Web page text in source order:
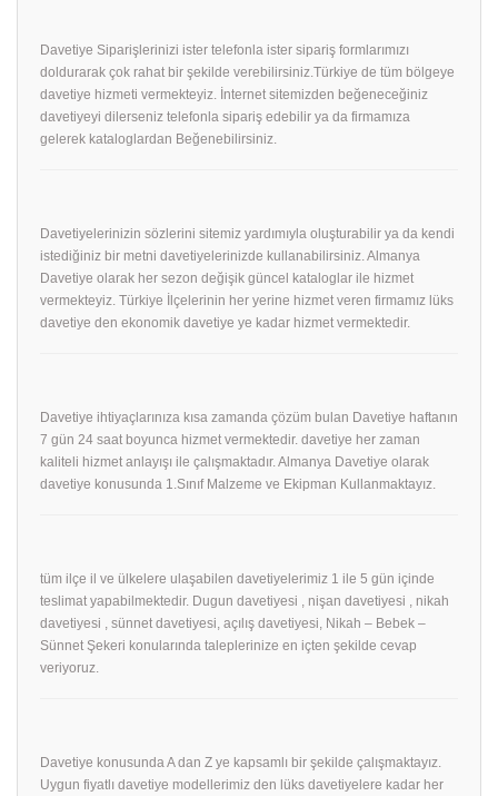
Davetiye Siparişlerinizi ister telefonla ister sipariş formlarımızı
doldurarak çok rahat bir şekilde verebilirsiniz.Türkiye de tüm bölgeye
davetiye hizmeti vermekteyiz. İnternet sitemizden beğeneceğiniz
davetiyeyi dilerseniz telefonla sipariş edebilir ya da firmamıza
gelerek kataloglardan Beğenebilirsiniz.
Davetiyelerinizin sözlerini sitemiz yardımıyla oluşturabilir ya da kendi
istediğiniz bir metni davetiyelerinizde kullanabilirsiniz. Almanya
Davetiye olarak her sezon değişik güncel kataloglar ile hizmet
vermekteyiz. Türkiye İlçelerinin her yerine hizmet veren firmamız lüks
davetiye den ekonomik davetiye ye kadar hizmet vermektedir.
Davetiye ihtiyaçlarınıza kısa zamanda çözüm bulan Davetiye haftanın
7 gün 24 saat boyunca hizmet vermektedir. davetiye her zaman
kaliteli hizmet anlayışı ile çalışmaktadır. Almanya Davetiye olarak
davetiye konusunda 1.Sınıf Malzeme ve Ekipman Kullanmaktayız.
tüm ilçe il ve ülkelere ulaşabilen davetiyelerimiz 1 ile 5 gün içinde
teslimat yapabilmektedir. Dugun davetiyesi , nişan davetiyesi , nikah
davetiyesi , sünnet davetiyesi, açılış davetiyesi, Nikah – Bebek –
Sünnet Şekeri konularında taleplerinize en içten şekilde cevap
veriyoruz.
Davetiye konusunda A dan Z ye kapsamlı bir şekilde çalışmaktayız.
Uygun fiyatlı davetiye modellerimiz den lüks davetiyelere kadar her